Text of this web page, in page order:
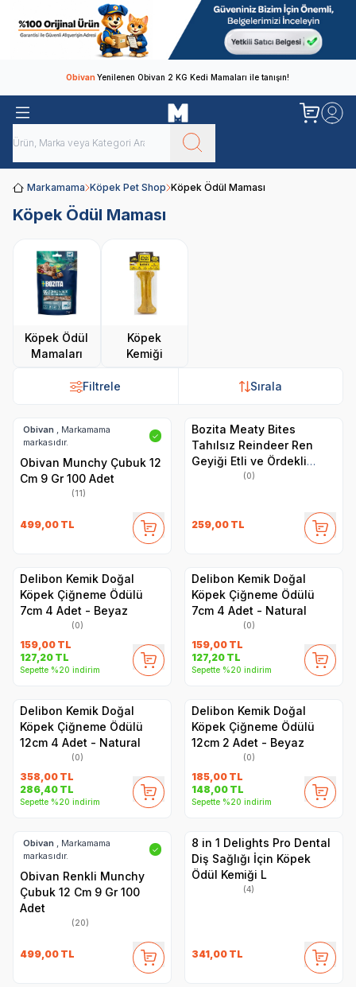
ObivanYenilenen Obivan 2 KG Kedi Mamaları ile tanışın!
Markamama Köpek Pet Shop Köpek Ödül Maması
Köpek Ödül Maması
Köpek Ödül
Mamaları
Köpek
Kemiği
Filtrele Sırala
Obivan , Markamama
markasıdır.
✓
Obivan Munchy Çubuk 12
Cm 9 Gr 100 Adet
(11)
499,00 TL
Bozita Meaty Bites
Tahılsız Reindeer Ren
Geyiği Etli ve Ördekli
Köpek Ödül Maması 70 gr
(0)
259,00 TL
Delibon Kemik Doğal
Köpek Çiğneme Ödülü
7cm 4 Adet - Beyaz
(0)
159,00 TL
127,20 TL
Sepette %20 indirim
Delibon Kemik Doğal
Köpek Çiğneme Ödülü
7cm 4 Adet - Natural
(0)
159,00 TL
127,20 TL
Sepette %20 indirim
Delibon Kemik Doğal
Köpek Çiğneme Ödülü
12cm 4 Adet - Natural
(0)
358,00 TL
286,40 TL
Sepette %20 indirim
Delibon Kemik Doğal
Köpek Çiğneme Ödülü
12cm 2 Adet - Beyaz
(0)
185,00 TL
148,00 TL
Sepette %20 indirim
Obivan , Markamama
markasıdır.
✓
Obivan Renkli Munchy
Çubuk 12 Cm 9 Gr 100
Adet
(20)
499,00 TL
8 in 1 Delights Pro Dental
Diş Sağlığı İçin Köpek
Ödül Kemiği L
(4)
341,00 TL